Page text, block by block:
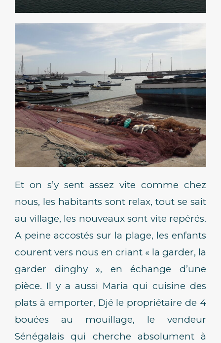
Et on s’y sent assez vite comme chez
nous, les habitants sont relax, tout se sait
au village, les nouveaux sont vite repérés.
A peine accostés sur la plage, les enfants
courent vers nous en criant « la garder, la
garder dinghy », en échange d’une
pièce. Il y a aussi Maria qui cuisine des
plats à emporter, Djé le propriétaire de 4
bouées au mouillage, le vendeur
Sénégalais qui cherche absolument à